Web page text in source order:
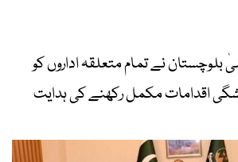
بلوچستان نے تمام متعلقہ اداروں کو
اقدامات مکمل رکھنے کی ہدایت